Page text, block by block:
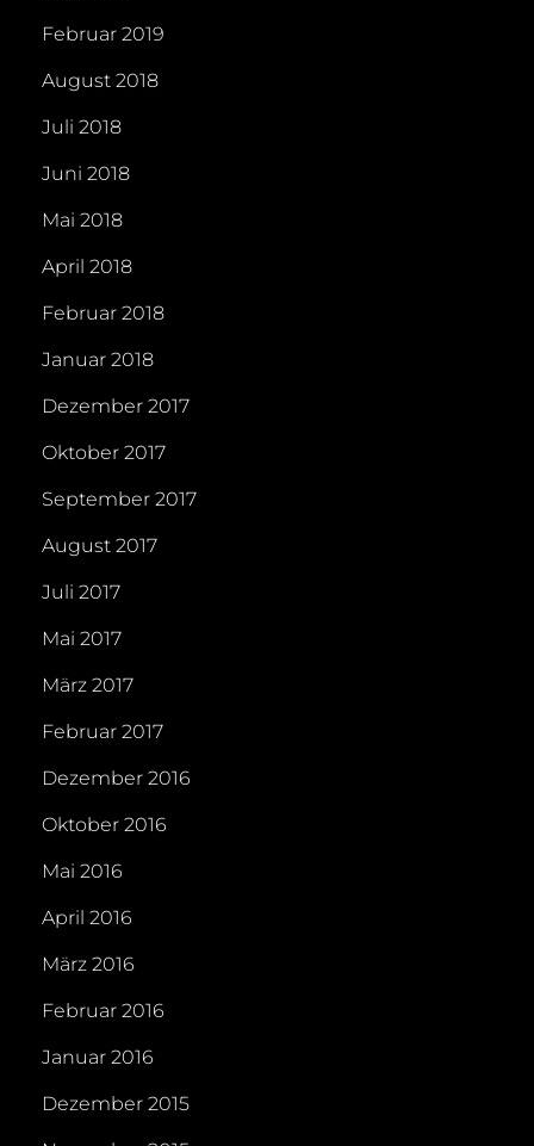
Februar 2019
August 2018
Juli 2018
Juni 2018
Mai 2018
April 2018
Februar 2018
Januar 2018
Dezember 2017
Oktober 2017
September 2017
August 2017
Juli 2017
Mai 2017
März 2017
Februar 2017
Dezember 2016
Oktober 2016
Mai 2016
April 2016
März 2016
Februar 2016
Januar 2016
Dezember 2015